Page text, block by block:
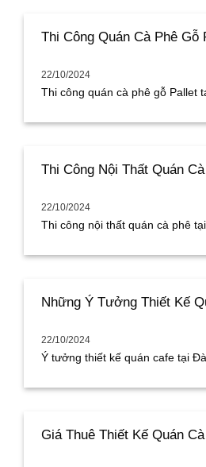
Thi Công Quán Cà Phê
22/10/2024
Thi công quán cà phê gỗ Pallet
Thi Công Nội Thất Quán
22/10/2024
Thi công nội thất quán cà phê
Những Ý Tưởng Thiết Kế
22/10/2024
Ý tưởng thiết kế quán cafe tại
Giá Thuê Thiết Kế Quán